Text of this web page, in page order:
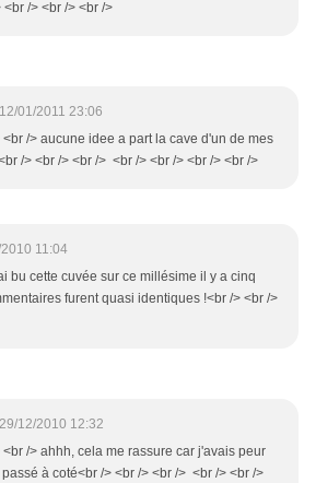
/> <br /> <br />
12/01/2011 23:06
<br /> aucune idee a part la cave d'un de mes
/> <br /> <br /> <br /> <br /> <br /> <br />
11:04
bu cette cuvée sur ce millésime il y a cinq
furent quasi identiques !<br /> <br />
29/12/2010 12:32
<br /> ahhh, cela me rassure car j'avais peur
à coté<br /> <br /> <br /> <br /> <br />